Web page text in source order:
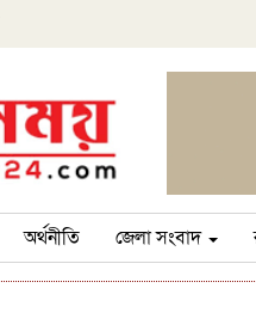
অর্থনীতি জেলা সংবাদ